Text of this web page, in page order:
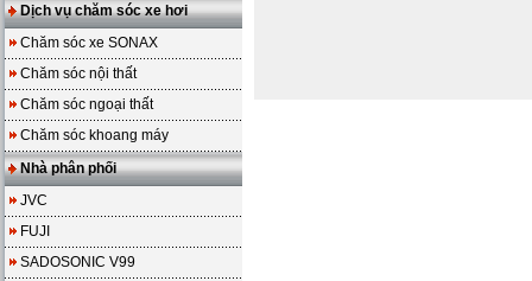
Dịch vụ chăm sóc xe hơi
Chăm sóc xe SONAX
Chăm sóc nội thất
Chăm sóc ngoại thất
Chăm sóc khoang máy
Nhà phân phối
JVC
FUJI
SADOSONIC V99